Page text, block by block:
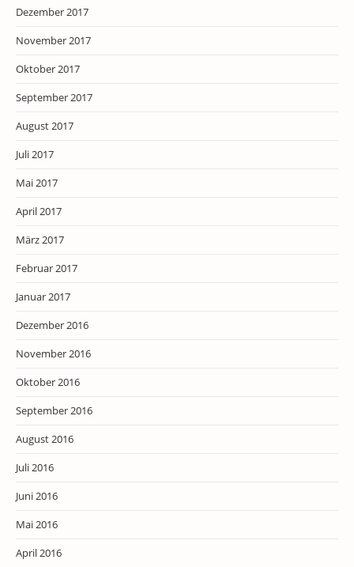
Dezember 2017
November 2017
Oktober 2017
September 2017
August 2017
Juli 2017
Mai 2017
April 2017
März 2017
Februar 2017
Januar 2017
Dezember 2016
November 2016
Oktober 2016
September 2016
August 2016
Juli 2016
Juni 2016
Mai 2016
April 2016